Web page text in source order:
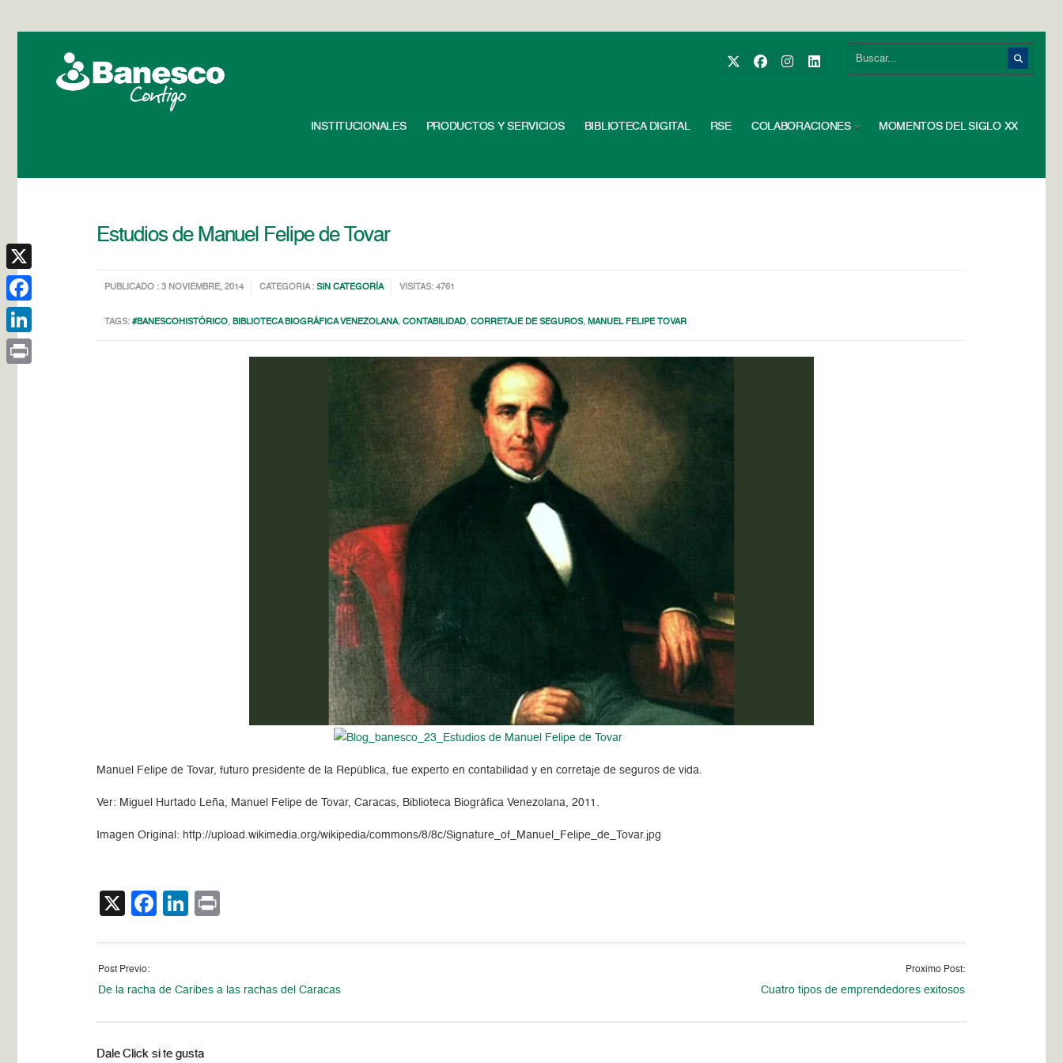
INSTITUCIONALES PRODUCTOS Y SERVICIOS BIBLIOTECA DIGITAL RSE COLABORACIONES MOMENTOS DEL SIGLO XX
Estudios de Manuel Felipe de Tovar
PUBLICADO : 3 NOVIEMBRE, 2014 CATEGORIA :SIN CATEGORÍA VISITAS: 4761
TAGS:#BANESCOHISTÓRICO, BIBLIOTECA BIOGRÁFICA VENEZOLANA,CONTABILIDAD,CORRETAJE DE SEGUROS, MANUEL FELIPE TOVAR
Manuel Felipe de Tovar, futuro presidente de la República, fue experto en contabilidad y en corretaje de seguros de vida.
Ver: Miguel Hurtado Leña, Manuel Felipe de Tovar, Caracas, Biblioteca Biográfica Venezolana, 2011.
Imagen Original: http://upload.wikimedia.org/wikipedia/commons/8/8c/Signature_of_Manuel_Felipe_de_Tovar.jpg
X Facebook
LinkedIn
Post Previo:
De la racha de Caribes a las rachas del Caracas
Proximo Post:
Cuatro tipos de emprendedores exitosos
Dale Click si te gusta
X
Facebook
LinkedIn